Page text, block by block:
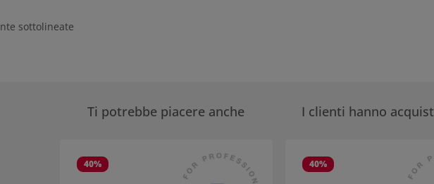
sottolineate
Ti potrebbe piacere anche I clienti hanno
40% 40%